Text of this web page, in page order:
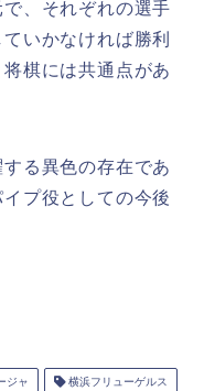
、それぞれの選手
いかなければ勝利
棋には共通点があ
る異色の存在であ
プ役としての今後
ジャ 横浜フリューゲルス